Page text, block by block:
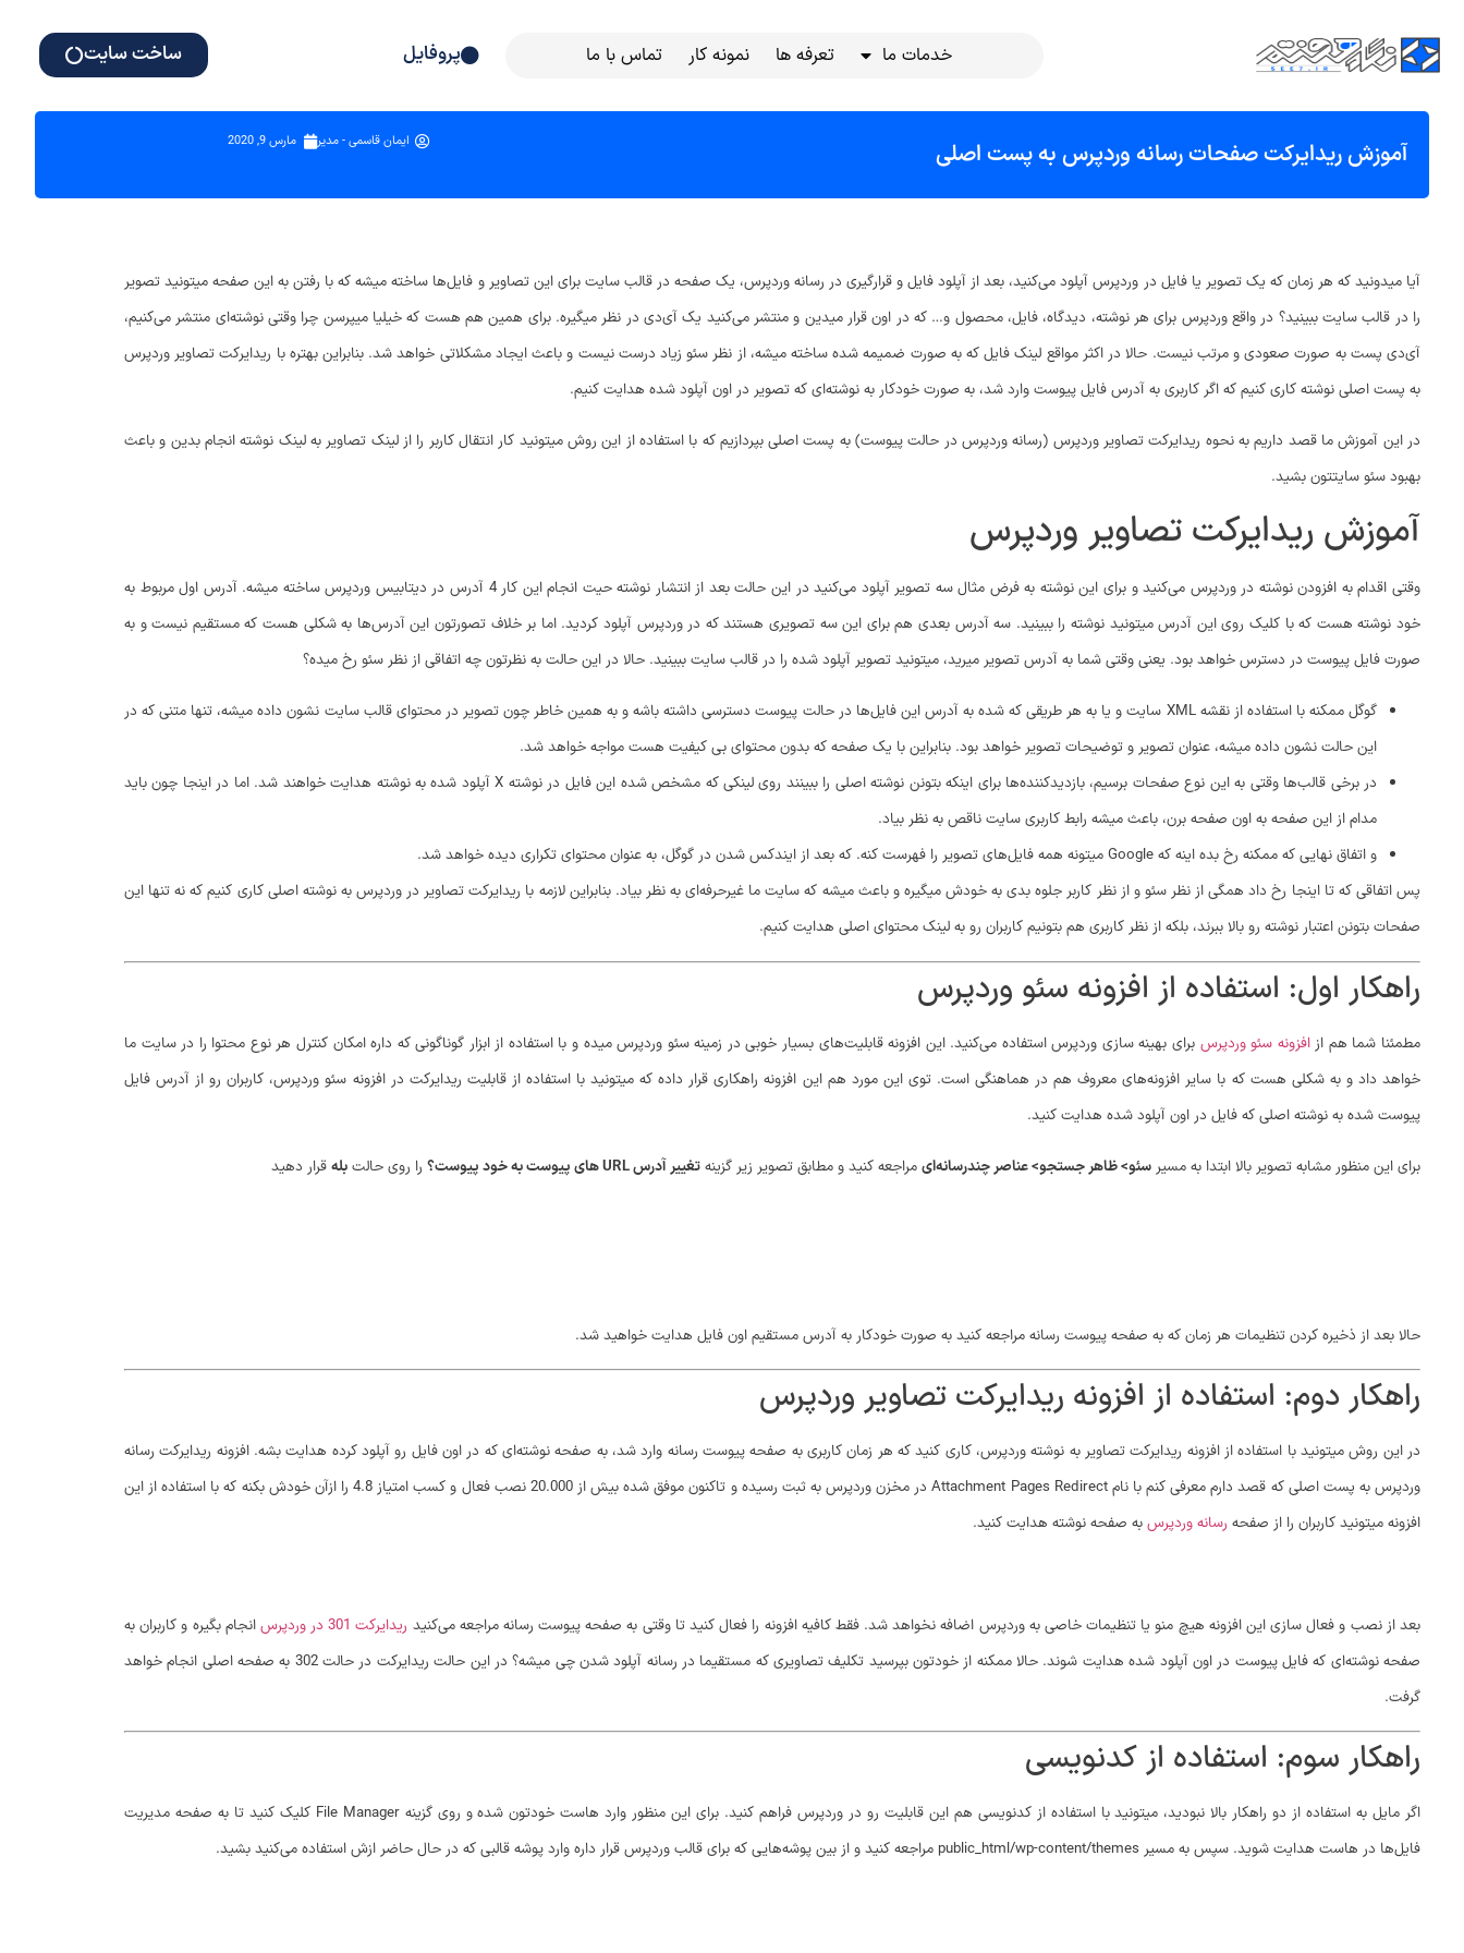
خدمات ما تعرفه ها نمونه کار تماس با ما پروفایل ساخت سایت
آموزش ریدایرکت صفحات رسانه وردپرس به پست اصلی ایمان قاسمی - مدیر مارس 9, 2020
آیا میدونید که هر زمان که یک تصویر یا فایل در وردپرس آپلود می‌کنید، بعد از آپلود فایل و قرارگیری در رسانه وردپرس، یک صفحه در قالب سایت برای این تصاویر و فایل‌ها ساخته میشه که با رفتن به این صفحه میتونید تصویر
را در قالب سایت ببینید؟ در واقع وردپرس برای هر نوشته، دیدگاه، فایل، محصول و… که در اون قرار میدین و منتشر می‌کنید یک آی‌دی در نظر میگیره. برای همین هم هست که خیلیا میپرسن چرا وقتی نوشته‌ای منتشر می‌کنیم،
آی‌دی پست به صورت صعودی و مرتب نیست. حالا در اکثر مواقع لینک فایل که به صورت ضمیمه شده ساخته میشه، از نظر سئو زیاد درست نیست و باعث ایجاد مشکلاتی خواهد شد. بنابراین بهتره با ریدایرکت تصاویر وردپرس
به پست اصلی نوشته کاری کنیم که اگر کاربری به آدرس فایل پیوست وارد شد، به صورت خودکار به نوشته‌ای که تصویر در اون آپلود شده هدایت کنیم.
در این آموزش ما قصد داریم به نحوه ریدایرکت تصاویر وردپرس (رسانه وردپرس در حالت پیوست) به پست اصلی بپردازیم که با استفاده از این روش میتونید کار انتقال کاربر را از لینک تصاویر به لینک نوشته انجام بدین و باعث
بهبود سئو سایتتون بشید.
آموزش ریدایرکت تصاویر وردپرس
وقتی اقدام به افزودن نوشته در وردپرس می‌کنید و برای این نوشته به فرض مثال سه تصویر آپلود می‌کنید در این حالت بعد از انتشار نوشته حیت انجام این کار 4 آدرس در دیتابیس وردپرس ساخته میشه. آدرس اول مربوط به
خود نوشته هست که با کلیک روی این آدرس میتونید نوشته را ببینید. سه آدرس بعدی هم برای این سه تصویری هستند که در وردپرس آپلود کردید. اما بر خلاف تصورتون این آدرس‌ها به شکلی هست که مستقیم نیست و به
صورت فایل پیوست در دسترس خواهد بود. یعنی وقتی شما به آدرس تصویر میرید، میتونید تصویر آپلود شده را در قالب سایت ببینید. حالا در این حالت به نظرتون چه اتفاقی از نظر سئو رخ میده؟
گوگل ممکنه با استفاده از نقشه XML سایت و یا به هر طریقی که شده به آدرس این فایل‌ها در حالت پیوست دسترسی داشته باشه و به همین خاطر چون تصویر در محتوای قالب سایت نشون داده میشه، تنها متنی که در
این حالت نشون داده میشه، عنوان تصویر و توضیحات تصویر خواهد بود. بنابراین با یک صفحه که بدون محتوای بی کیفیت هست مواجه خواهد شد.
در برخی قالب‌ها وقتی به این نوع صفحات برسیم، بازدیدکننده‌ها برای اینکه بتونن نوشته اصلی را ببینند روی لینکی که مشخص شده این فایل در نوشته X آپلود شده به نوشته هدایت خواهند شد. اما در اینجا چون باید
مدام از این صفحه به اون صفحه برن، باعث میشه رابط کاربری سایت ناقص به نظر بیاد.
و اتفاق نهایی که ممکنه رخ بده اینه که Google میتونه همه فایل‌های تصویر را فهرست کنه. که بعد از ایندکس شدن در گوگل، به عنوان محتوای تکراری دیده خواهد شد.
پس اتفاقی که تا اینجا رخ داد همگی از نظر سئو و از نظر کاربر جلوه بدی به خودش میگیره و باعث میشه که سایت ما غیرحرفه‌ای به نظر بیاد. بنابراین لازمه با ریدایرکت تصاویر در وردپرس به نوشته اصلی کاری کنیم که نه تنها این
صفحات بتونن اعتبار نوشته رو بالا ببرند، بلکه از نظر کاربری هم بتونیم کاربران رو به لینک محتوای اصلی هدایت کنیم.
راهکار اول: استفاده از افزونه سئو وردپرس
مطمئنا شما هم ازافزونه سئو وردپرس برای بهینه سازی وردپرس استفاده می‌کنید. این افزونه قابلیت‌های بسیار خوبی در زمینه سئو وردپرس میده و با استفاده از ابزار گوناگونی که داره امکان کنترل هر نوع محتوا را در سایت ما
خواهد داد و به شکلی هست که با سایر افزونه‌های معروف هم در هماهنگی است. توی این مورد هم این افزونه راهکاری قرار داده که میتونید با استفاده از قابلیت ریدایرکت در افزونه سئو وردپرس، کاربران رو از آدرس فایل
پیوست شده به نوشته اصلی که فایل در اون آپلود شده هدایت کنید.
برای این منظور مشابه تصویر بالا ابتدا به مسیر سئو> ظاهر جستجو> عناصر چندرسانه‌ای مراجعه کنید و مطابق تصویر زیر گزینه تغییر آدرس URL های پیوست به خود پیوست؟ را روی حالت بله قرار دهید
حالا بعد از ذخیره کردن تنظیمات هر زمان که به صفحه پیوست رسانه مراجعه کنید به صورت خودکار به آدرس مستقیم اون فایل هدایت خواهید شد.
راهکار دوم: استفاده از افزونه ریدایرکت تصاویر وردپرس
در این روش میتونید با استفاده از افزونه ریدایرکت تصاویر به نوشته وردپرس، کاری کنید که هر زمان کاربری به صفحه پیوست رسانه وارد شد، به صفحه نوشته‌ای که در اون فایل رو آپلود کرده هدایت بشه. افزونه ریدایرکت رسانه
وردپرس به پست اصلی که قصد دارم معرفی کنم با نام Attachment Pages Redirect در مخزن وردپرس به ثبت رسیده و تاکنون موفق شده بیش از 20.000 نصب فعال و کسب امتیاز 4.8 را ازآن خودش بکنه که با استفاده از این
افزونه میتونید کاربران را از صفحه رسانه وردپرس به صفحه نوشته هدایت کنید.
بعد از نصب و فعال سازی این افزونه هیچ منو یا تنظیمات خاصی به وردپرس اضافه نخواهد شد. فقط کافیه افزونه را فعال کنید تا وقتی به صفحه پیوست رسانه مراجعه می‌کنید ریدایرکت 301 در وردپرس
انجام بگیره و کاربران به
صفحه نوشته‌ای که فایل پیوست در اون آپلود شده هدایت شوند. حالا ممکنه از خودتون بپرسید تکلیف تصاویری که مستقیما در رسانه آپلود شدن چی میشه؟ در این حالت ریدایرکت در حالت 302 به صفحه اصلی انجام خواهد
گرفت.
راهکار سوم: استفاده از کدنویسی
اگر مایل به استفاده از دو راهکار بالا نبودید، میتونید با استفاده از کدنویسی هم این قابلیت رو در وردپرس فراهم کنید. برای این منظور وارد هاست خودتون شده و روی گزینه File Manager کلیک کنید تا به صفحه مدیریت
فایل‌ها در هاست هدایت شوید. سپس به مسیر public_html/wp-content/themes مراجعه کنید و از بین پوشه‌هایی که برای قالب وردپرس قرار داره وارد پوشه قالبی که در حال حاضر ازش استفاده می‌کنید بشید.